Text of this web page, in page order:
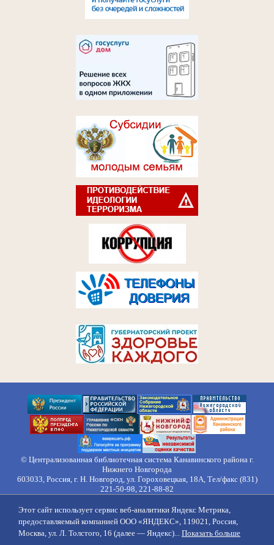
© Централизованная библиотечная система Канавинского района г.
Нижнего Новгорода
603033, Россия, г. Н. Новгород, ул. Гороховецкая, 18А, Тел/факс (831)
221-50-98, 221-88-82
Контакты Противодействие коррупции
Противодействие
идеологии терроризма
Напишите нам
Этот сайт использует сервис веб-аналитики Яндекс Метрика,
предоставляемый компанией ООО «ЯНДЕКС», 119021, Россия,
Москва, ул. Л. Толстого, 16 (далее — Яндекс)... Показать больше